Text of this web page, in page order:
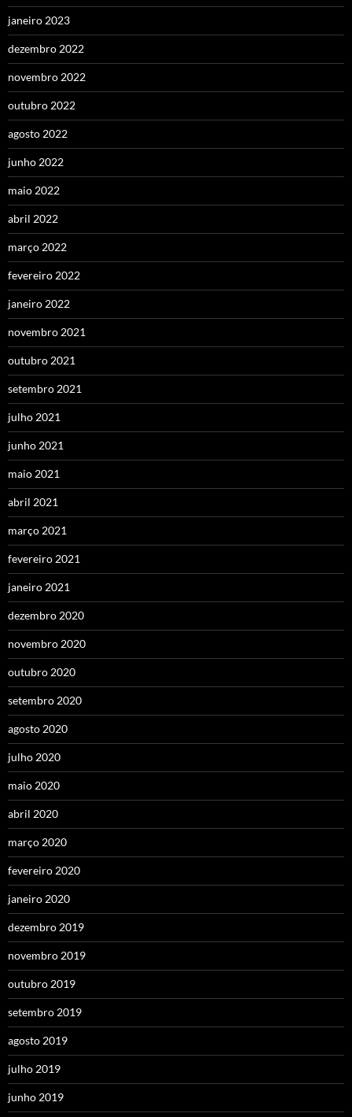
janeiro 2023
dezembro 2022
novembro 2022
outubro 2022
agosto 2022
junho 2022
maio 2022
abril 2022
março 2022
fevereiro 2022
janeiro 2022
novembro 2021
outubro 2021
setembro 2021
julho 2021
junho 2021
maio 2021
abril 2021
março 2021
fevereiro 2021
janeiro 2021
dezembro 2020
novembro 2020
outubro 2020
setembro 2020
agosto 2020
julho 2020
maio 2020
abril 2020
março 2020
fevereiro 2020
janeiro 2020
dezembro 2019
novembro 2019
outubro 2019
setembro 2019
agosto 2019
julho 2019
junho 2019